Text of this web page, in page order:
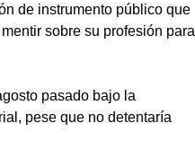
de instrumento público que
sobre su profesión para
pasado bajo la
pese que no detentaría